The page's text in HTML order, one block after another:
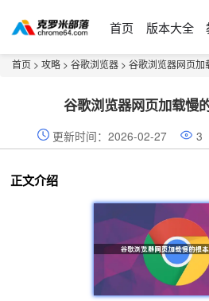
首页 版本大全
首页 > 攻略 > 谷歌浏览器 > 谷歌浏览器网页
谷歌浏览器网页加载慢
更新时间：2026-02-27 3
正文介绍